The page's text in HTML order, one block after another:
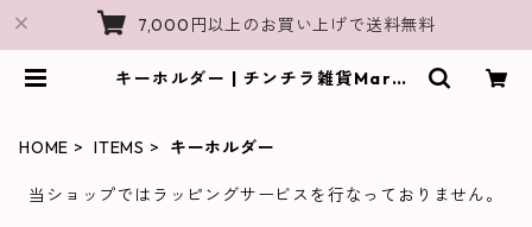
7,000円以上のお買い上げで送料無料
キーホルダー | チンチラ雑貨MarkC
HOME
ITEMS キーホルダー
当ショップではラッピングサービスを行なっておりません。